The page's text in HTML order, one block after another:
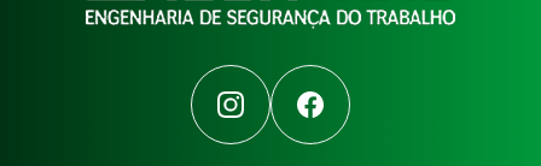
InstagramFacebook